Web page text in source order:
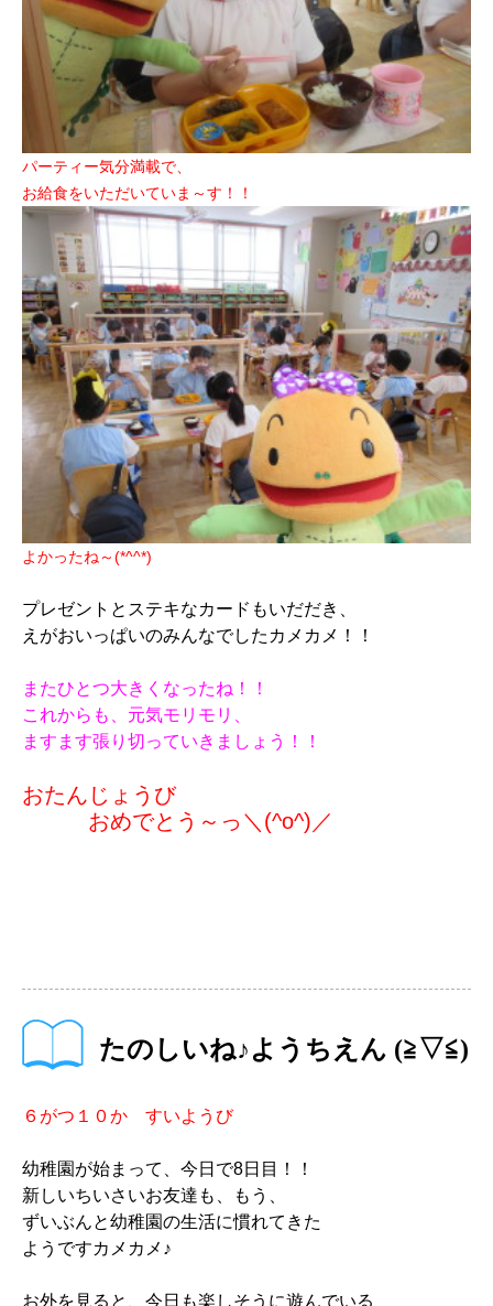
パーティー気分満載で、
お給食をいただいていま～す！！
よかったね～(*^^*)
プレゼントとステキなカードもいだだき、
えがおいっぱいのみんなでしたカメカメ！！
またひとつ大きくなったね！！
これからも、元気モリモリ、
ますます張り切っていきましょう！！
おたんじょうび
おめでとう～っ＼(^o^)／
たのしいね♪ようちえん (≧▽≦)
６がつ１０か すいようび
幼稚園が始まって、今日で8日目！！
新しいちいさいお友達も、もう、
ずいぶんと幼稚園の生活に慣れてきた
ようですカメカメ♪
お外を見ると、今日も楽しそうに遊んでいる